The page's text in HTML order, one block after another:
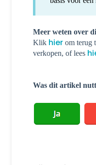
Meer weten over
Klik hier om terug
verkopen, of lees
Was dit artikel